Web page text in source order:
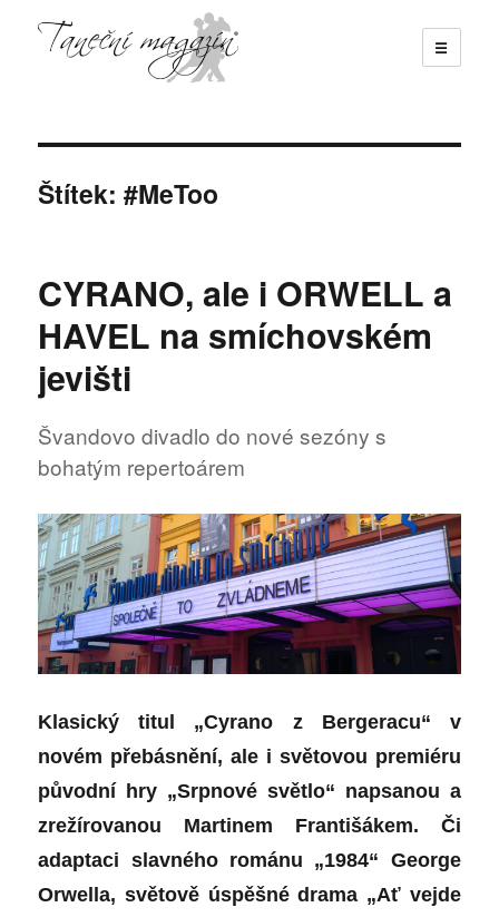
☰
Štítek:#MeToo
CYRANO, ale i ORWELL a
HAVEL na smíchovském
jevišti
Švandovo divadlo do nové sezóny s
bohatým repertoárem
Klasický titul „Cyrano z Bergeracu“ v
novém přebásnění, ale i světovou premiéru
původní hry „Srpnové světl o“ napsanou a
zrežírovanou Martinem Františákem. Či
adaptaci slavného románu „1984“ George
Orwella, světově úspěšné drama „Ať vejde